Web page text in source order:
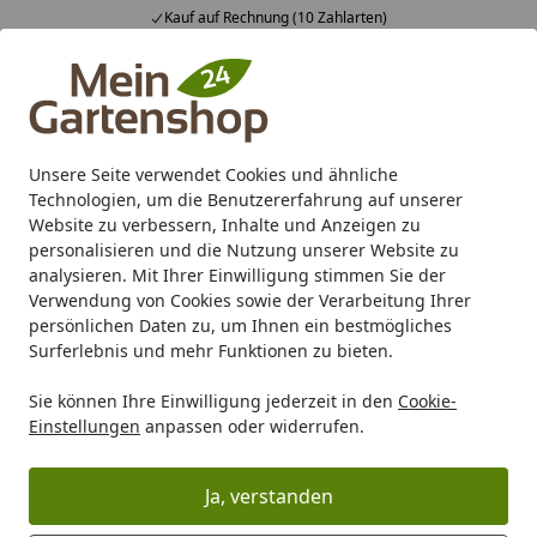
Unsere Seite verwendet Cookies und ähnliche
Technologien, um die Benutzererfahrung auf unserer
Website zu verbessern, Inhalte und Anzeigen zu
personalisieren und die Nutzung unserer Website zu
analysieren. Mit Ihrer Einwilligung stimmen Sie der
Verwendung von Cookies sowie der Verarbeitung Ihrer
persönlichen Daten zu, um Ihnen ein bestmögliches
Surferlebnis und mehr Funktionen zu bieten.
Sie können Ihre Einwilligung jederzeit in den Cookie-
Einstellungen anpassen oder widerrufen.
Ja, verstanden
Kauf auf Rechnung (10 Zahlarten)
Alle Produkte
Mein Konto
Suchen
Karibu Pools inkl. gratis Sandfilteranlage & Pool-
Starterset (Gesamtwert bis 468,99€)
Startseite
Marken BM Massivholz BM Massivholz Zaunserien
BM Massivholz Zaunserie Husum
Ihre Artikelübersicht